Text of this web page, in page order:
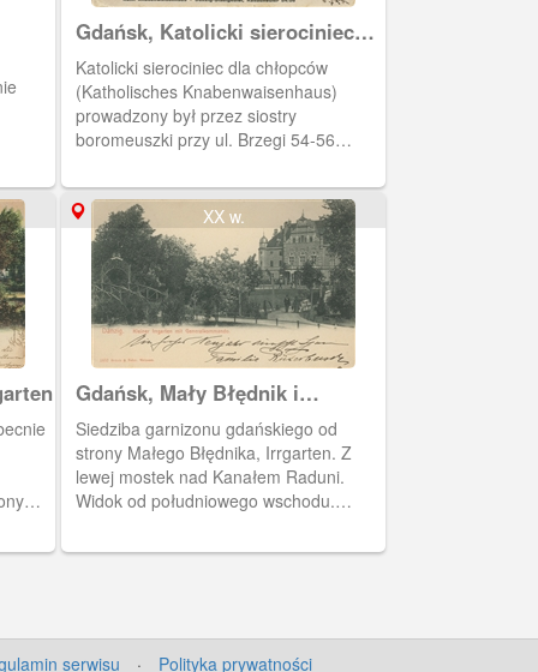
Gdańsk, Katolicki sierociniec
dla chłopców, Kath.
Knabenwaisenhaus
Katolicki sierociniec dla chłopców
(Katholisches Knabenwaisenhaus)
prowadzony był przez siostry
boromeuszki przy ul. Brzegi 54-56
XX w.
Gdańsk, Mały Błędnik i
Generalkommando
Siedziba garnizonu gdańskiego od
strony Małego Błędnika, Irrgarten. Z
lewej mostek nad Kanałem Raduni.
Widok od południowego wschodu.
serwisu · Polityka prywatności